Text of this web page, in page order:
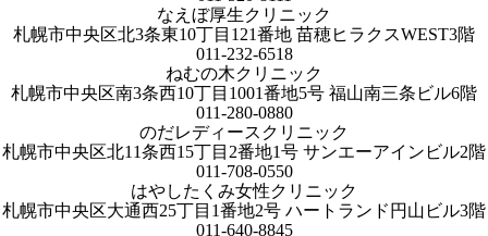
なえぼ厚生クリニック
札幌市中央区北3条東10丁目121番地 苗穂ヒラクスWEST3階
011-232-6518
ねむの木クリニック
札幌市中央区南3条西10丁目1001番地5号 福山南三条ビル6階
011-280-0880
のだレディースクリニック
札幌市中央区北11条西15丁目2番地1号 サンエーアインビル2階
011-708-0550
はやしたくみ女性クリニック
札幌市中央区大通西25丁目1番地2号 ハートランド円山ビル3階
011-640-8845